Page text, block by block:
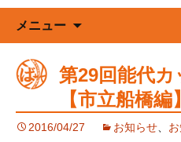
メニュー
ン
ツ
へ
ス
第29回能代
【市立船橋編】
2016/04/27 お知らせ